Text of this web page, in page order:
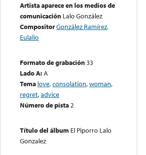
Artista aparece en los medios de
comunicación Lalo González
CompositorGonzález Ramírez,
Eulalio
Formato de grabación33
Lado A:A
Tema love,consolation,woman,
regret,advice
Número de pista2
Título del álbum El Piporro Lalo
Gonzalez